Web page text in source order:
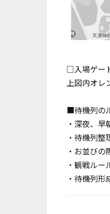
□入場ゲー
上図内オレ
■待機列の
・深夜、
・待機列
・お並びの
・観戦ルー
・待機列